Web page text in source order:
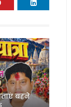
बहने